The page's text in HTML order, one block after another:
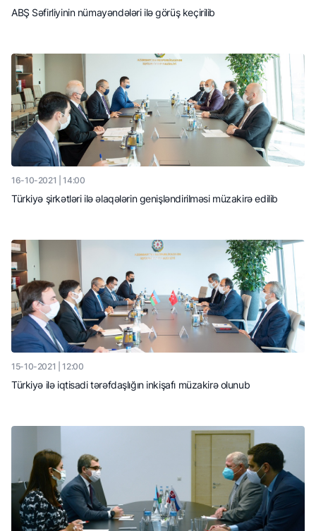
ABŞ Səfirliyinin nümayəndələri ilə görüş keçirilib
16-10-2021 | 14:00
Türkiyə şirkətləri ilə əlaqələrin genişləndirilməsi müzakirə edilib
15-10-2021 | 12:00
Türkiyə ilə iqtisadi tərəfdaşlığın inkişafı müzakirə olunub